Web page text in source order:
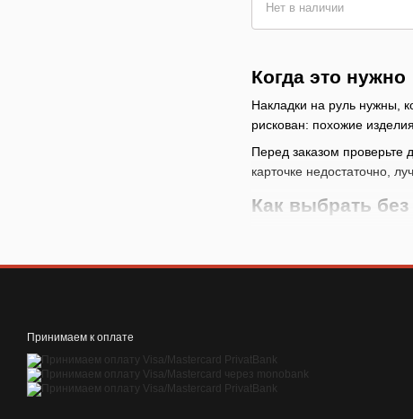
Когда это нужно
Накладки на руль нужны,
рискован: похожие
Перед заказом проверьте
карточке недостаточно,
Как выбрать
Как правильно
Перед использованием
оставляйте устройство
Нет в наличии
Принимаем к оплате